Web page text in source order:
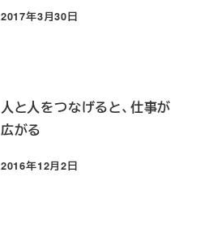
投稿日
2017年3月30日
人と人をつなげると、仕事が
広がる
投稿日
2016年12月2日